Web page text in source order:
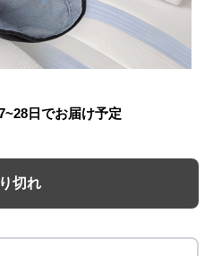
日でお届け予定
切れ